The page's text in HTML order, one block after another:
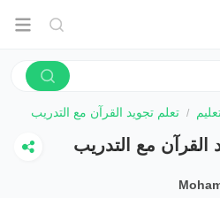
تعلم تجويد القرآن مع التدريب
القرآن مع التدريب